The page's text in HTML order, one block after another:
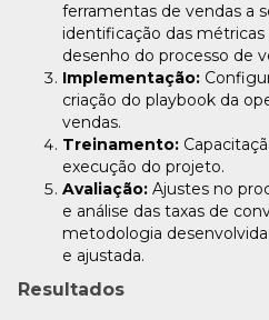
ferramentas de vendas a
identificação das
desenho do processo de
Implementação:
criação do playbook da
vendas.
Treinamento:
execução do projeto.
Avaliação: Ajustes no
e análise das taxas de
metodologia
e ajustada.
Resultados